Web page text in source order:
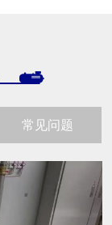
常见问题